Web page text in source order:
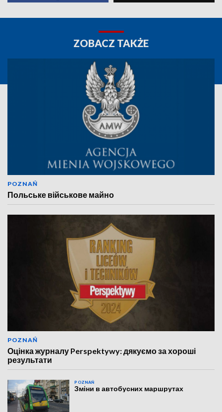
ZOBACZ TAKŻE
POZNAŃ
Польське військове майно
POZNAŃ
Оцінка журналу Perspektywy: дякуємо за хороші
результати
POZNAŃ
Зміни в автобусних маршрутах